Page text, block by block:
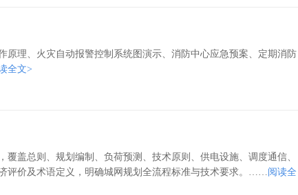
原理、火灾自动报警控制系统图演示、消防中心应急预案、定期消防
全文>
覆盖总则、规划编制、负荷预测、技术原则、供电设施、调度通信、
评价及术语定义，明确城网规划全流程标准与技术要求。……阅读全